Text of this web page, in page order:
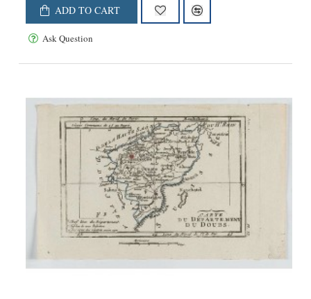
ADD TO CART
Ask Question